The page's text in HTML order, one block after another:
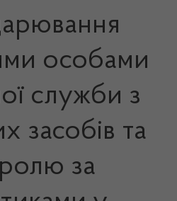
особами
служби з
засобів та
за